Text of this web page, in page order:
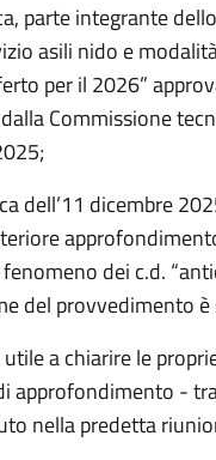
parte integrante
asili nido e
per il 2026”
Commissione
dell’11 dicembre
dei c.d.
del provvedimento
a chiarire le
-
nella predetta